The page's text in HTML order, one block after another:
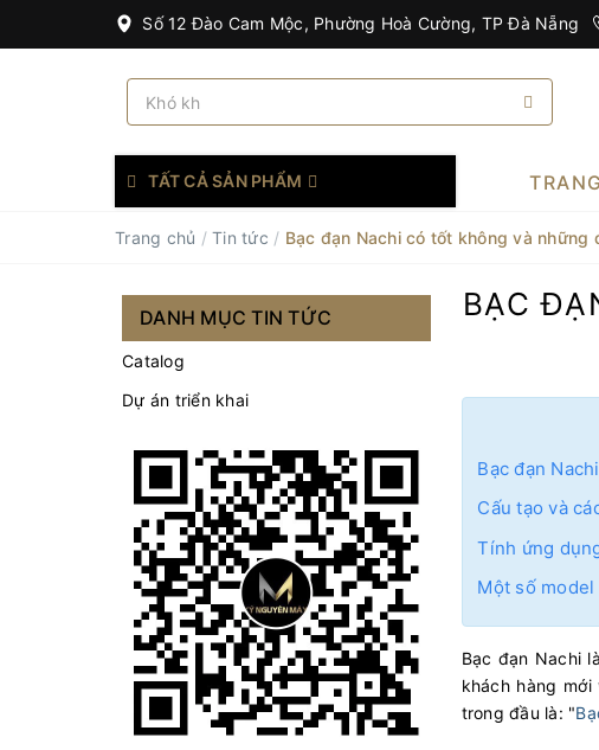
Số 12 Đào Cam Mộc, Phường Hoà Cường, TP Đà Nẵng
TẤT CẢ SẢN PHẨM
Trang chủ / Tin tức / Bạc đạn Nachi có tốt không và những
BẠC
Bạc đạn
Cấu tạo và
Tính ứng
Một số
Bạc đạn Nachi
khách hàng
trong đầu là: "
DANH MỤC TIN TỨC
Catalog
Dự án triển khai